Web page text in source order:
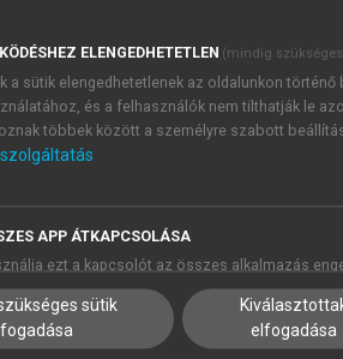
számos részterületén
Andrew Schafertis, akinek
Stephen Schafert. A kriminológus ezen
es évek végéig tartó ciklus
által kormányzati
– például
kriminológus lehető legtöbb
érintő tanulmány vagy kötet
utógondozással
összefüggésbe hozható
ELENGEDHETETLEN (mindig
a sütik elengedhetetlenek az oldalunkon
és a felhasználók nem tilthatják le
többek között a személyre szabott
szolgáltatás
APP ÁTKAPCSOLÁSA
ezt a kapcsolót az összes alkalmazás
sütik
elfogadása